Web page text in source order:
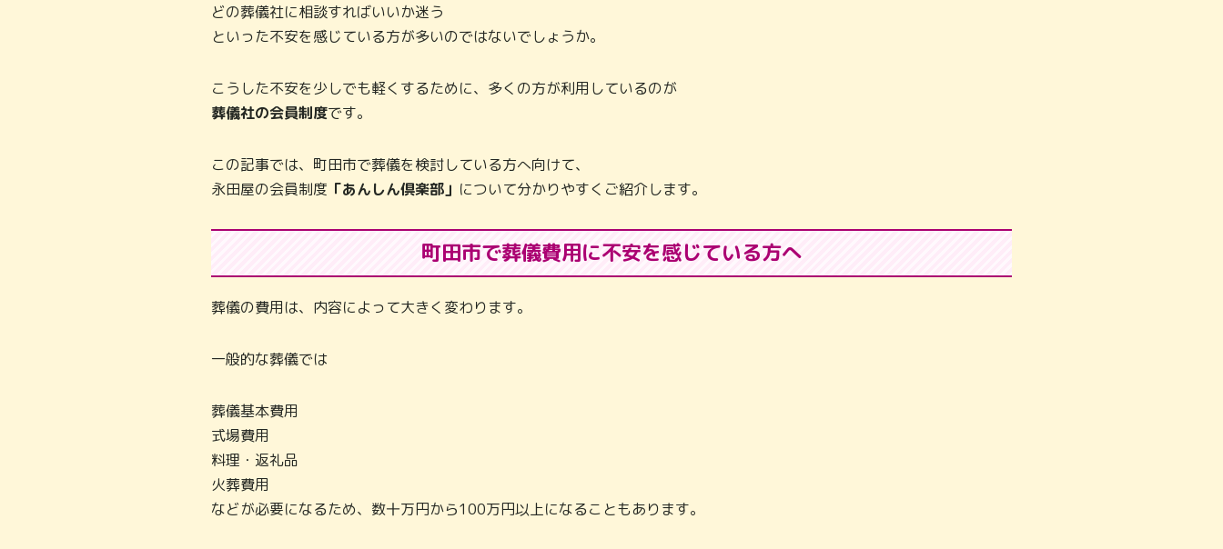
どの葬儀社に相談すればいいか迷う
といった不安を感じている方が多いのではないでしょうか。
こうした不安を少しでも軽くするために、多くの方が利用しているのが
葬儀社の会員制度です。
この記事では、町田市で葬儀を検討している方へ向けて、
永田屋の会員制度 「あんしん倶楽部」 について分かりやすくご紹介します。
町田市で葬儀費用に不安を感じている方へ
葬儀の費用は、内容によって大きく変わります。
一般的な葬儀では
葬儀基本費用
式場費用
料理・返礼品
火葬費用
などが必要になるため、数十万円から100万円以上になることもあります。